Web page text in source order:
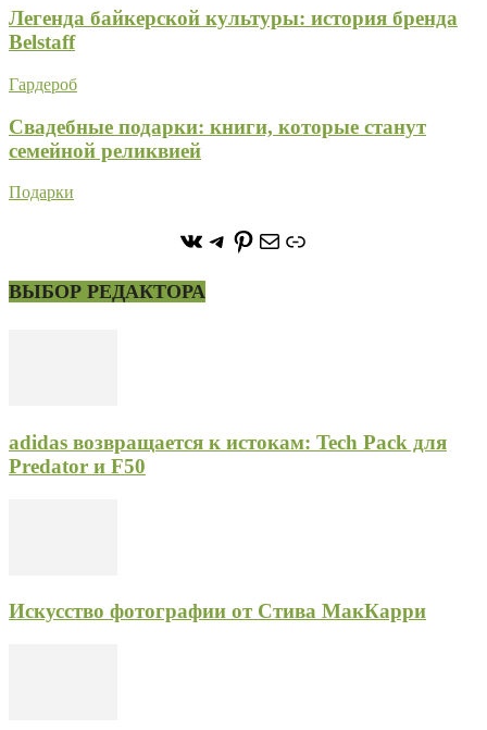
Легенда байкерской культуры: история бренда
Belstaff
Гардероб
Свадебные подарки: книги, которые станут
семейной реликвией
Подарки
https://vk.com/
https://t.me/stoneforest
https://
ПочтаСсылка
ВЫБОР РЕДАКТОРА
adidas возвращается к истокам: Tech Pack для
Predator и F50
Искусство фотографии от Стива МакКарри